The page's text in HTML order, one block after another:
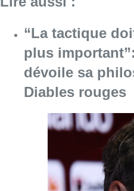
“La tactique
plus
dévoile sa
Diables rouges